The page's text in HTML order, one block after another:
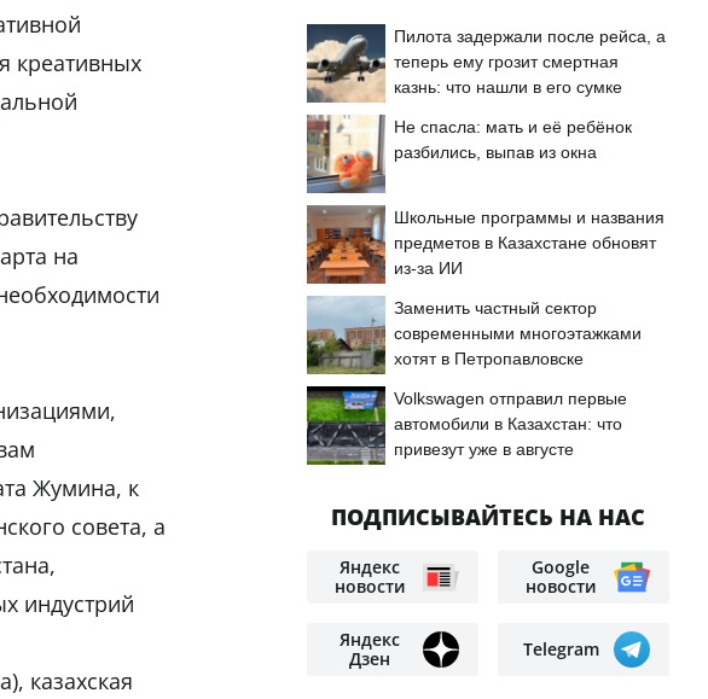
креативных
на
Жумина, к
совета, а
индустрий
казахская
Пилота задержали после рейса, а
теперь ему грозит смертная
казнь: что нашли в его сумке
Не спасла: мать и её ребёнок
разбились, выпав из окна
Школьные программы и названия
предметов в Казахстане обновят
из-за ИИ
Заменить частный сектор
современными многоэтажками
хотят в Петропавловске
Volkswagen отправил первые
автомобили в Казахстан: что
привезут уже в августе
ПОДПИСЫВАЙТЕСЬ НА НАС
Яндекс
новости
Google
новости
Яндекс
Дзен
Telegram